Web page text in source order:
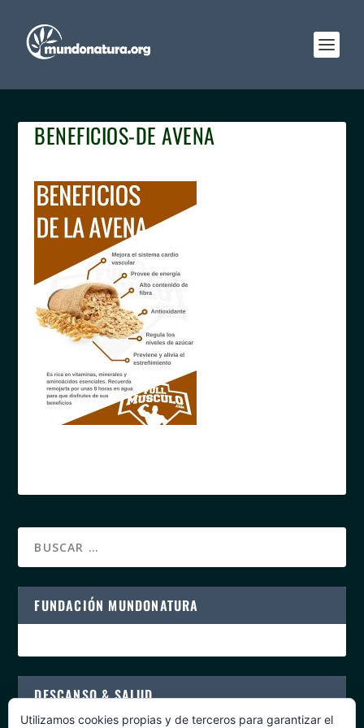
BENEFICIOS-DE AVENA
FUNDACIÓN MUNDONATURA
DESCANSO & SALUD
Utilizamos cookies propias y de terceros para garantizar el